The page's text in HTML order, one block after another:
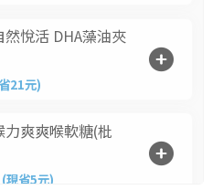
然悅活 DHA藻油夾
21元)
力爽爽喉軟糖(枇
現省5元)